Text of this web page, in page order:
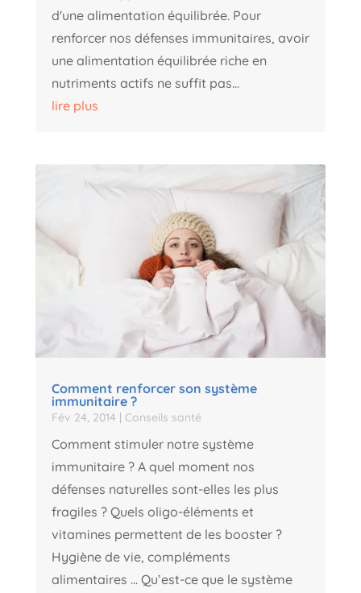
d'une alimentation équilibrée. Pour
renforcer nos défenses immunitaires, avoir
une alimentation équilibrée riche en
nutriments actifs ne suffit pas...
lire plus
Comment renforcer son système
immunitaire ?
Fév 24, 2014 Conseils santé
Comment stimuler notre système
immunitaire ? A quel moment nos
défenses naturelles sont-elles les plus
fragiles ? Quels oligo-éléments et
vitamines permettent de les booster ?
Hygiène de vie, compléments
alimentaires ... Qu’est-ce que le système